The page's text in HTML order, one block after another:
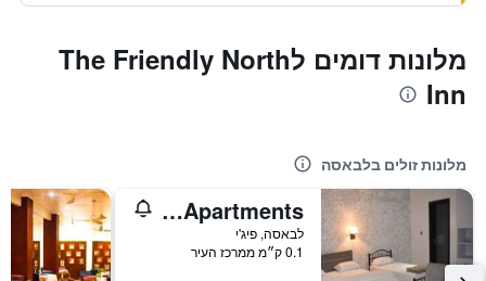
מלונות דומים לThe Friendly North
Inn
מלונות זולים בלבאסה
Galaxy Hotels & Apartments
לבאסה, פיג'י
0.1 ק״מ ממרכז העיר